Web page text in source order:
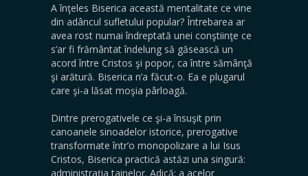
A înţeles Biserica această mentalitate ce vine
din adâncul sufletului popular? Întrebarea ar
avea rost numai îndreptată unei conştiinţe ce
s’ar fi frământat îndelung să găsească un
acord între Cristos şi popor, ca între sămânţă
şi arătură. Biserica n’a făcut-o. Ea e plugarul
care şi-a lăsat moşia pârloagă.
Dintre prerogativele ce şi-a însuşit prin
canoanele sinoadelor istorice, prerogative
transformate într’o monopolizare a lui Isus
Cristos, Biserica practică astăzi una singură:
administraţia tainelor. Adică: a acelor